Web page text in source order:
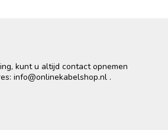
kunt u altijd contact opnemen
info@onlinekabelshop.nl .